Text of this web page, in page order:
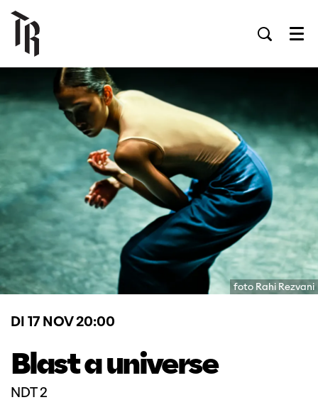
foto Rahi Rezvani
Blast a universe
NDT 2
DI 17 NOV20:00